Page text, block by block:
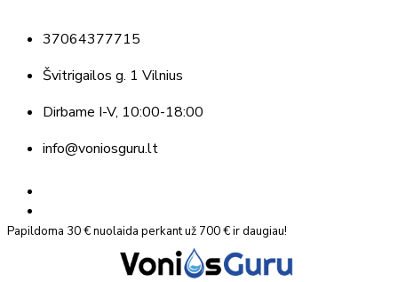
37064377715
Švitrigailos g. 1 Vilnius
Dirbame I-V, 10:00-18:00
info@voniosguru.lt
Papildoma 30 € nuolaida perkant už 700 € ir daugiau!